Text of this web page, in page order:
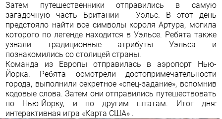
Затем путешественники отправились в самую
загадочную часть Британии – Уэльс. В этот день
предстояло найти все символы короля Артура, могила
которого по легенде находится в Уэльсе. Ребята также
узнали традиционные атрибуты Уэльса и
познакомились со столицей страны.
Команда из Европы отправилась в аэропорт Нью-
Йорка. Ребята осмотрели достопримечательности
города, выполнили секретное «спец-задание», вспомнив
кодовые слова. Затем они отправились путешествовать
по Нью-Йорку, и по другим штатам. Итог дня:
интерактивная игра «Карта США» .